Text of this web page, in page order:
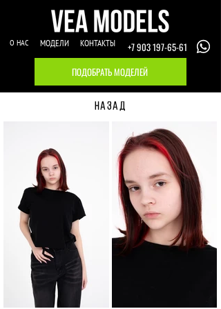
О НАС МОДЕЛИ КОНТАКТЫ
+7 903 197-65-61
ПОДОБРАТЬ МОДЕЛЕЙ
НАЗАД